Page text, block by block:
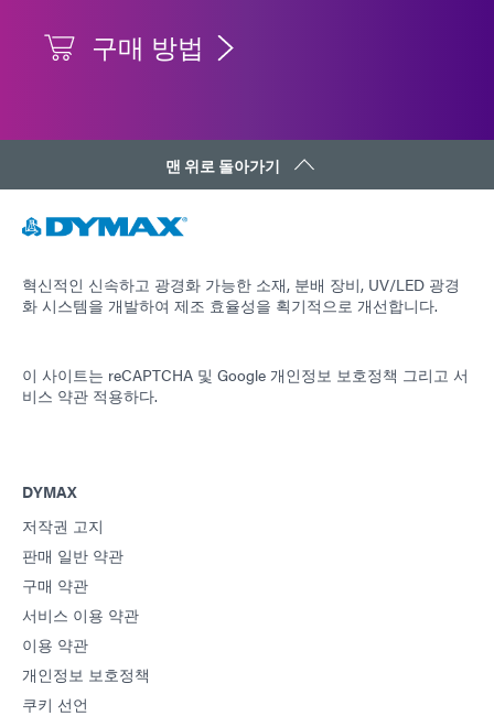
구매 방법
맨 위로 돌아가기
혁신적인 신속하고 광경화 가능한 소재, 분배 장비, UV/LED 광경
화 시스템을 개발하여 제조 효율성을 획기적으로 개선합니다.
이 사이트는 reCAPTCHA 및 Google 개인정보 보호정책 그리고 서
비스 약관 적용하다.
DYMAX
저작권 고지
판매 일반 약관
구매 약관
서비스 이용 약관
이용 약관
개인정보 보호정책
쿠키 선언